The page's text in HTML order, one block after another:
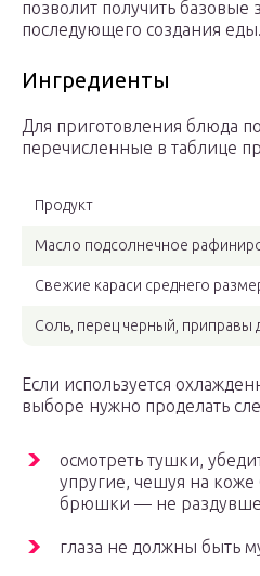
позволит получить базовые
последующего создания еды.
Ингредиенты
Для приготовления блюда
перечисленные в таблице
Продукт
Масло подсолнечное
Свежие караси среднего
Соль, перец черный, приправы
Если используется
выборе нужно проделать
осмотреть тушки,
упругие, чешуя на коже
брюшки — не
глаза не должны быть